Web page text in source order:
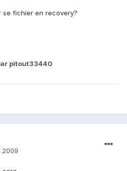
se fichier en recovery?
pitout33440
2009